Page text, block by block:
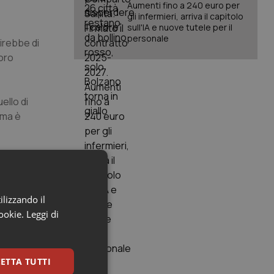
di
di
è
esperto
e
utile alle
in
potrebbe
Aumenti fino a 240 euro per
gli infermieri, arriva il capitolo
sull'IA e nuove tutele per il
personale
il
Leggi di
TUTTI